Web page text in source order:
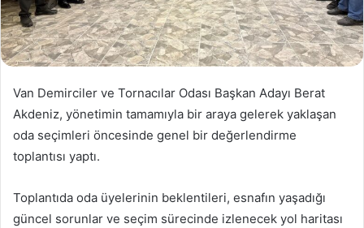
Van Demirciler ve Tornacılar Odası Başkan Adayı Berat
Akdeniz, yönetimin tamamıyla bir araya gelerek yaklaşan
oda seçimleri öncesinde genel bir değerlendirme
toplantısı yaptı.
Toplantıda oda üyelerinin beklentileri, esnafın yaşadığı
güncel sorunlar ve seçim sürecinde izlenecek yol haritası